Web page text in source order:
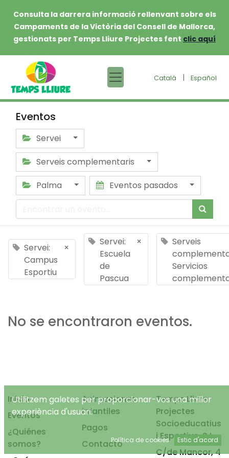
Consulta la darrera informació rellenvant sobre els
Campaments de la Victòria del Consell de Mallorca,
gestionats per Temps Lliure Projectes fent clic aquí
Català | Español
Eventos
Servei
Serveis complementaris
Palma
Eventos pasados
Servei:
Campus
Esportiu
×
Servei:
Escuela
de
Pascua
×
Serveis
Servicios
No se encontraron eventos.
Inicio
Eventos
¿Quiénes
somos?
Animaciones
infantiles
Pagos
Contacto
Temps Lliure
Projectes
Socioeducatius
i Esportius, S.L.
C/de Mancor, 4
Utilitzem galetes per proporcionar-vos una millor
experiència d'usuari.
Política de cookies Estic d'acord